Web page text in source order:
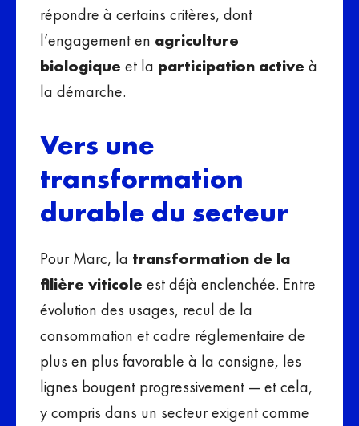
répondre à certains critères, dont
l’engagement en agriculture
biologique et la participation active à
la démarche.
Vers une
transformation
durable du secteur
Pour Marc, la transformation de la
filière viticole est déjà enclenchée. Entre
évolution des usages, recul de la
consommation et cadre réglementaire de
plus en plus favorable à la consigne, les
lignes bougent progressivement — et cela,
y compris dans un secteur exigent comme